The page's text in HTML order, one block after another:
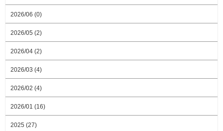
2026/06 (0)
2026/05 (2)
2026/04 (2)
2026/03 (4)
2026/02 (4)
2026/01 (16)
2025 (27)